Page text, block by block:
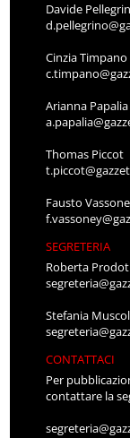
Davide
Cinzia Timpano
Arianna Papalia
Thomas Piccot
Fausto
SEGRETERIA
Roberta
Stefania
CONTATTACI
Per
contattare la